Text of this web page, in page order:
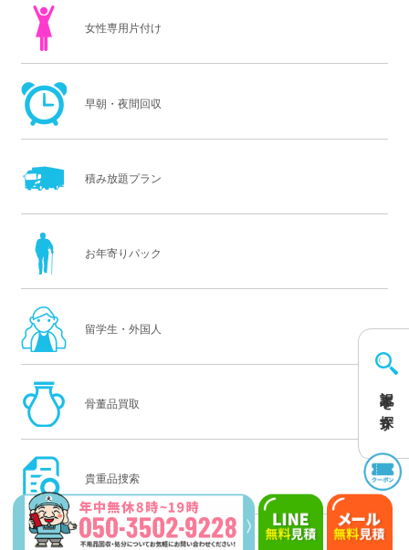
記事を探す
女性専用片付け
早朝・夜間回収
積み放題プラン
お年寄りパック
留学生・外国人
骨董品買取
貴重品捜索